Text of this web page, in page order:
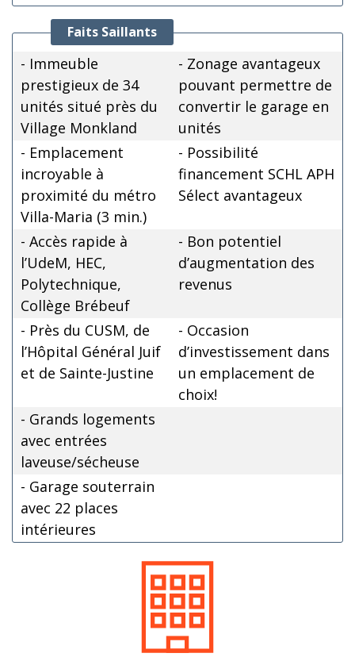
Faits Saillants
- Immeuble
prestigieux de 34
unités situé près du
Village Monkland
- Zonage avantageux
pouvant permettre de
convertir le garage en
unités
- Emplacement
incroyable à
proximité du métro
Villa-Maria (3 min.)
- Possibilité
financement SCHL APH
Sélect avantageux
- Accès rapide à
l’UdeM, HEC,
Polytechnique,
Collège Brébeuf
- Bon potentiel
d’augmentation des
revenus
- Près du CUSM, de
l’Hôpital Général Juif
et de Sainte-Justine
- Occasion
d’investissement dans
un emplacement de
choix!
- Grands logements
avec entrées
laveuse/sécheuse
- Garage souterrain
avec 22 places
intérieures